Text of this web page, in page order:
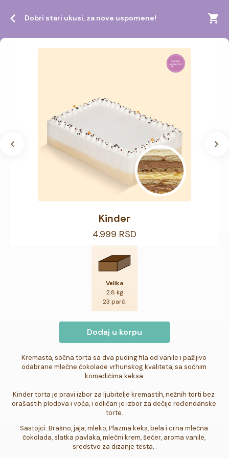
Dobri stari ukusi, za nove uspomene!
Kinder
4.999 RSD
Velika
2.8 kg
23 parč.
Dodaj u korpu
Kremasta, sočna torta sa dva puding fila od vanile i pažljivo
odabrane mlečne čokolade vrhunskog kvaliteta, sa sočnim
komadićima keksa.
Kinder torta je pravi izbor za ljubitelje kremastih, nežnih torti bez
orašastih plodova i voća, i odličan je izbor za dečije rođendanske
torte.
Sastojci: Brašno, jaja, mleko, Plazma keks, bela i crna mlečna
čokolada, slatka pavlaka, mlečni krem, šećer, aroma vanile,
sredstvo za dizanje testa, .